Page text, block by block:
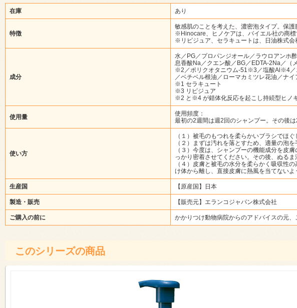
在庫 あり
特徴
敏感肌のことを考えた、濃密泡タイプ。保
※Hinocare、ヒノケアは、バイエル社の商標
※リピジュア、セラキュートは、日油株式会
成分
水／PG／プロパンジオール／ラウロアンホ
息香酸Na／クエン酸／BG／EDTA-2Na／
※2／ポリクオタニウム-51※3／塩酸Al※4／
／ベチベル根油／ローマカミツレ花油／ナ
※1 セラキュート
※3 リピジュア
※2 と※4 が錯体化反応を起こし持続型ヒノ
使用量
使用頻度：
最初の2週間は週2回のシャンプー。その後
使い方
（１）被毛のもつれを柔らかいブラシでほ
（２）まずは汚れを落とすため、適量の泡
（３）今度は、シャンプーの機能成分を皮
っかり密着させてください。その後、ぬるま
（４）皮膚と被毛の水分を柔らかく吸収性
け体から離し、直接皮膚に熱風を当てないよ
生産国 【原産国】日本
製造・販売 【販売元】エランコジャパン株式会社
ご購入の前に かかりつけ動物病院からのアドバイスの元、
このシリーズの商品